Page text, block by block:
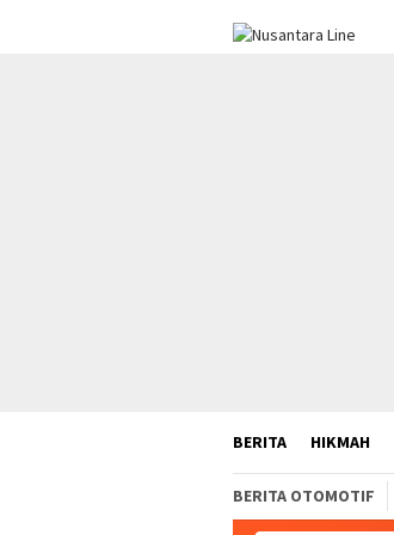
BERITA HIKMAH
BERITA OTOMOTIF